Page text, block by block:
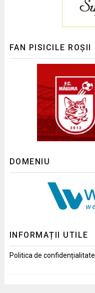
FAN PISICILE ROȘII
DOMENIU
INFORMAȚII UTILE
Politica de confidențialitate